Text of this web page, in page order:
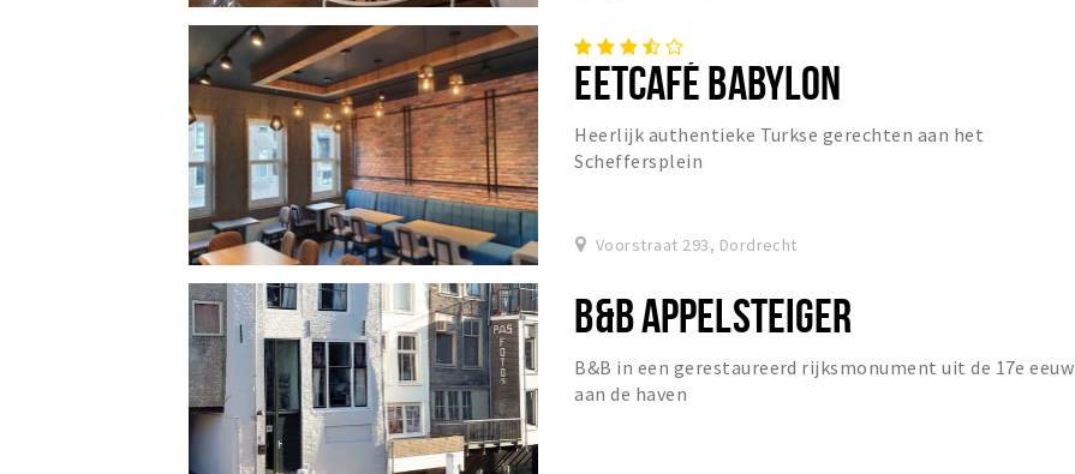
EETCAFÉ BABYLON
Heerlijk authentieke Turkse gerechten aan het
Scheffersplein
Voorstraat 293, Dordrecht
B&B APPELSTEIGER
B&B in een gerestaureerd rijksmonument uit de 17e eeuw
aan de haven